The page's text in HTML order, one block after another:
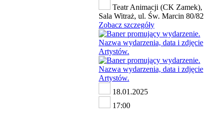
Teatr Animacji (CK Zamek),
Sala Witraż, ul. Św. Marcin 80/82
Zobacz szczegóły
18.01.2025
17:00